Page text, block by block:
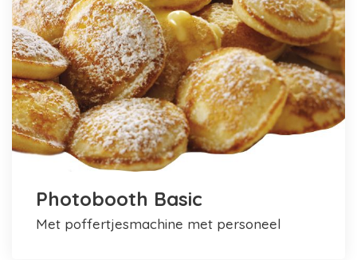
Photobooth Basic
met poffertjesmachine met personeel